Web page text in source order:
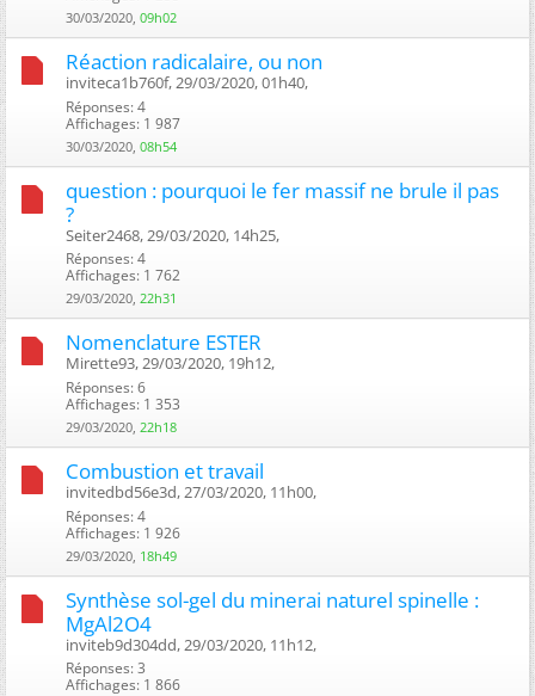
30/03/2020, 09h02
Réaction radicalaire, ou non
inviteca1b760f, 29/03/2020, 01h40, ‎
Réponses: 4
Affichages: 1 987
30/03/2020, 08h54
question : pourquoi le fer massif ne brule il pas
?
Seiter2468, 29/03/2020, 14h25, ‎
Réponses: 4
Affichages: 1 762
29/03/2020, 22h31
Nomenclature ESTER
Mirette93, 29/03/2020, 19h12, ‎
Réponses: 6
Affichages: 1 353
29/03/2020, 22h18
Combustion et travail
invitedbd56e3d, 27/03/2020, 11h00, ‎
Réponses: 4
Affichages: 1 926
29/03/2020, 18h49
Synthèse sol-gel du minerai naturel spinelle :
MgAl2O4
inviteb9d304dd, 29/03/2020, 11h12, ‎
Réponses: 3
Affichages: 1 866